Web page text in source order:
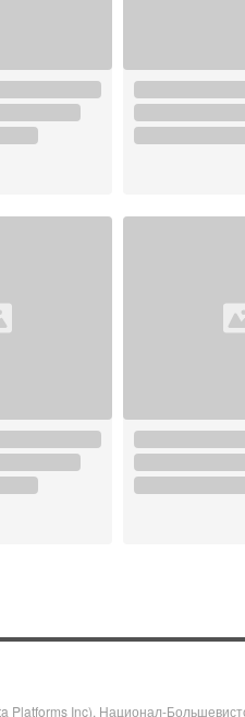
Inc), Национал-